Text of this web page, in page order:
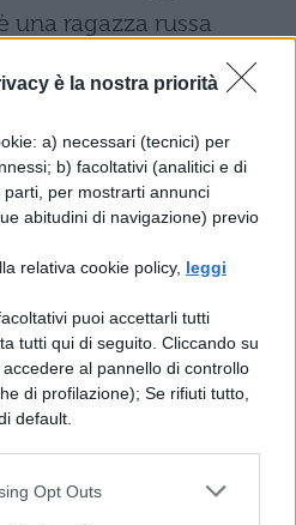
è la nostra priorità
a) necessari (tecnici) per
b) facoltativi (analitici e di
per mostrarti annunci
abitudini di navigazione) previo
relativa cookie policy, leggi
puoi accettarli tutti
tutti qui di seguito. Cliccando su
al pannello di controllo
di profilazione); Se rifiuti tutto,
default.
Opt Outs
una ragazza russa
da una famiglia
ricompare dopo 7 anni
sparizione. Ciò
però, è che Praire ha
che aveva perso in
un piccolo dettaglio
più bizzarra e
2010 – in corso):la
semplice. La metà del
casi del detective più